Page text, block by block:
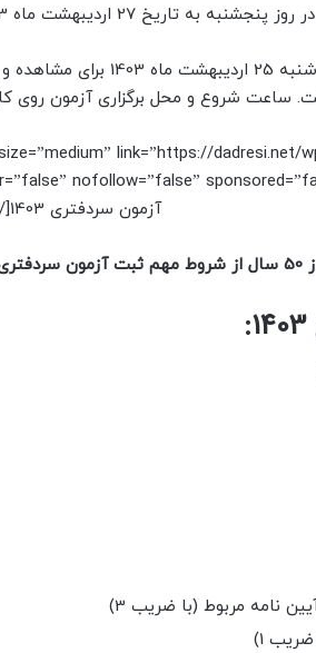
27 اردیبهشت ماه 1403 خواهد بود.
سنجش به نشانی
ساعت شروع و محل برگزاری آزمون روی
آزمون سردفتری 1403[/button]
نامه مربوط (با ضریب 3)
1)